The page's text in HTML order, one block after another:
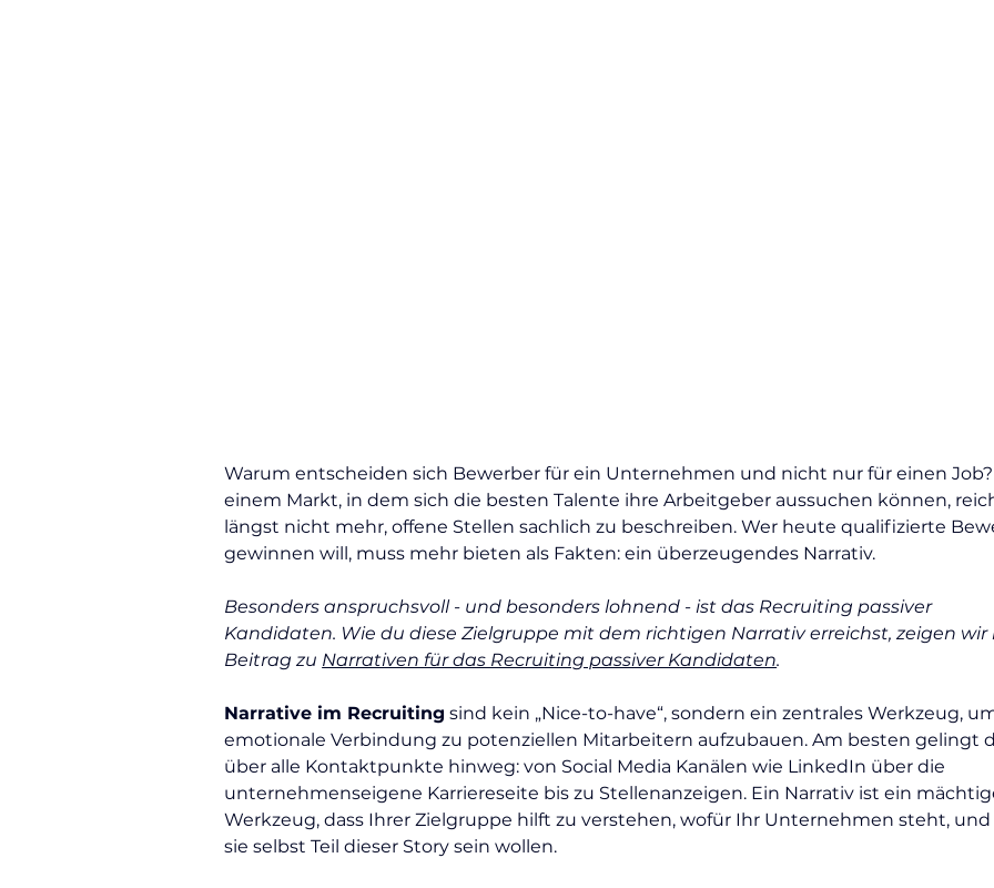
Warum entscheiden sich Bewerber für ein Unternehmen und nicht nur für einen
einem Markt, in dem sich die besten Talente ihre Arbeitgeber aussuchen können,
längst nicht mehr, offene Stellen sachlich zu beschreiben. Wer heute qualifizierte
gewinnen will, muss mehr bieten als Fakten: ein überzeugendes Narrativ.
Besonders anspruchsvoll - und besonders lohnend - ist das Recruiting passiver
Kandidaten. Wie du diese Zielgruppe mit dem richtigen Narrativ erreichst, zeigen
Beitrag zu Narrativen für das Recruiting passiver Kandidaten.
Narrative im Recruiting sind kein „Nice-to-have“, sondern ein zentrales Werkzeug,
emotionale Verbindung zu potenziellen Mitarbeitern aufzubauen. Am besten gelingt
über alle Kontaktpunkte hinweg: von Social Media Kanälen wie LinkedIn über die
unternehmenseigene Karriereseite bis zu Stellenanzeigen. Ein Narrativ ist ein
Werkzeug, dass Ihrer Zielgruppe hilft zu verstehen, wofür Ihr Unternehmen steht,
sie selbst Teil dieser Story sein wollen.